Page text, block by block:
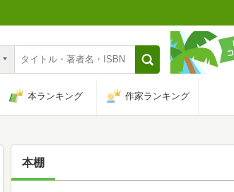
本ランキング 作家ランキング
本棚